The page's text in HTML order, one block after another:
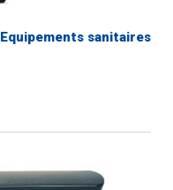
Equipements sanitaires